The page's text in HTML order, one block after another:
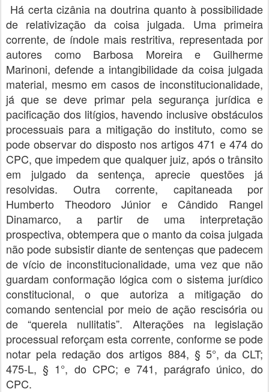
Há certa cizânia na doutrina quanto à possibilidade
de relativização da coisa julgada. Uma primeira
corrente, de índole mais restritiva, representada por
autores como Barbosa Moreira e Guilherme
Marinoni, defende a intangibilidade da coisa julgada
material, mesmo em casos de inconstitucionalidade,
já que se deve primar pela segurança jurídica e
pacificação dos litígios, havendo inclusive obstáculos
processuais para a mitigação do instituto, como se
pode observar do disposto nos artigos 471 e 474 do
CPC, que impedem que qualquer juiz, após o trânsito
em julgado da sentença, aprecie questões já
resolvidas. Outra corrente, capitaneada por
Humberto Theodoro Júnior e Cândido Rangel
Dinamarco, a partir de uma interpretação
prospectiva, obtempera que o manto da coisa julgada
não pode subsistir diante de sentenças que padecem
de vício de inconstitucionalidade, uma vez que não
guardam conformação lógica com o sistema jurídico
constitucional, o que autoriza a mitigação do
comando sentencial por meio de ação rescisória ou
de “querela nullitatis”. Alterações na legislação
processual reforçam esta corrente, conforme se pode
notar pela redação dos artigos 884, § 5°, da CLT;
475-L, § 1°, do CPC; e 741, parágrafo único, do
CPC.